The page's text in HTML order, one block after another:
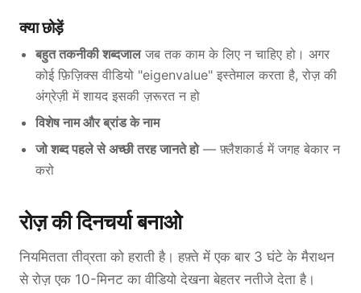
क्या छोड़ें
बहुत तकनीकी शब्दजालजब तक काम के लिए न चाहिए हो। अगर
कोई फ़िज़िक्स वीडियो "eigenvalue" इस्तेमाल करता है, रोज़ की
अंग्रेज़ी में शायद इसकी ज़रूरत न हो
विशेष नाम और ब्रांड के नाम
जो शब्द पहले से अच्छी तरह जानते हो— फ़्लैशकार्ड में जगह बेकार न
करो
रोज़ की दिनचर्या बनाओ
नियमितता तीव्रता को हराती है। हफ़्ते में एक बार 3 घंटे के मैराथन
से रोज़ एक 10-मिनट का वीडियो देखना बेहतर नतीजे देता है।